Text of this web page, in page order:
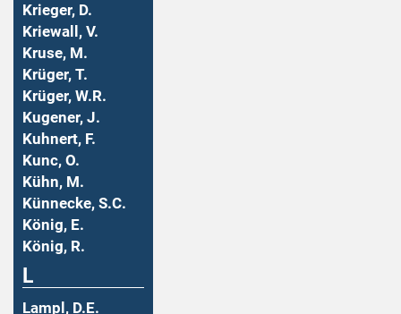
Krieger, D.
Kriewall, V.
Kruse, M.
Krüger, T.
Krüger, W.R.
Kugener, J.
Kuhnert, F.
Kunc, O.
Kühn, M.
Künnecke, S.C.
König, E.
König, R.
L
Lampl, D.E.